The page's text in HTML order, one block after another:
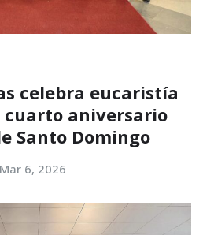
celebra eucaristía
cuarto aniversario
Santo Domingo
Mar 6, 2026